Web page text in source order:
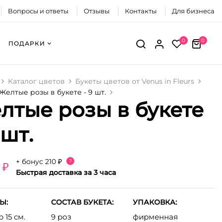
Вопросы и ответы Отзывы Контакты Для бизнеса
ПОДАРКИ 0 0
Каталог цветов
Букеты цветов от Venus in Fleurs
розы в букете - 9 шт.
розы в букете
+ бонус210 ₽ ?
Быстрая доставка за 3 часа
15 см.
СОСТАВ БУКЕТА:
9 роз
УПАКОВКА:
фирменная